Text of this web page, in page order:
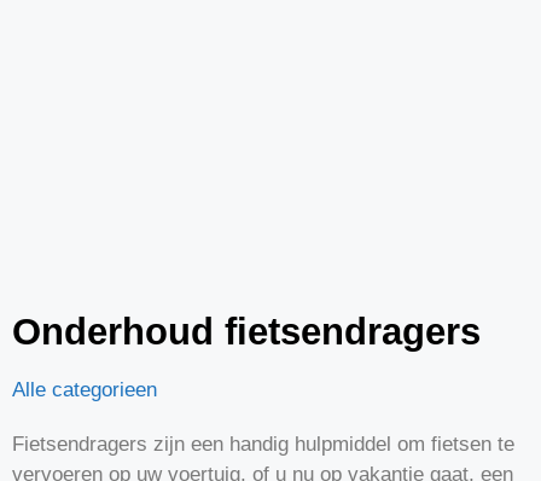
Onderhoud fietsendragers
Alle categorieen
Fietsendragers zijn een handig hulpmiddel om fietsen te
vervoeren op uw voertuig, of u nu op vakantie gaat, een